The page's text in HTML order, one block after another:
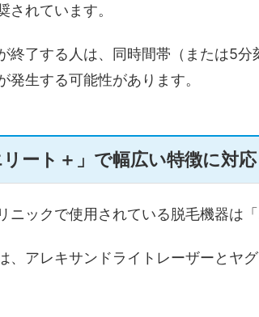
されています。
終了する人は、同時間帯（または5
発生する可能性があります。
ート＋」で幅広い特徴に対応
ニックで使用されている脱毛機器は「
、アレキサンドライトレーザーとヤ